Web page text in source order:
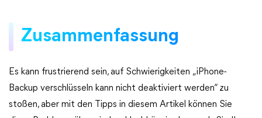
Zusammenfassung
Es kann frustrierend sein, auf Schwierigkeiten „iPhone-
Backup verschlüsseln kann nicht deaktiviert werden“ zu
stoßen, aber mit den Tipps in diesem Artikel können Sie